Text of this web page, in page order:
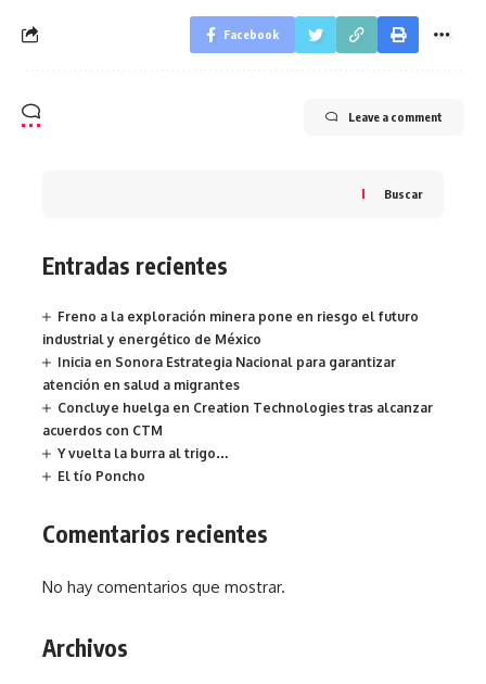
Facebook
Leave a comment
Buscar
Entradas recientes
Freno a la exploración minera pone en riesgo el futuro
industrial y energético de México
Inicia en Sonora Estrategia Nacional para garantizar
atención en salud a migrantes
Concluye huelga en Creation Technologies tras alcanzar
acuerdos con CTM
Y vuelta la burra al trigo…
El tío Poncho
Comentarios recientes
No hay comentarios que mostrar.
Archivos